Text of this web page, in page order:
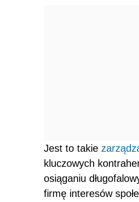
Jest to takie
kluczowych
osiąganiu
firmę interesów